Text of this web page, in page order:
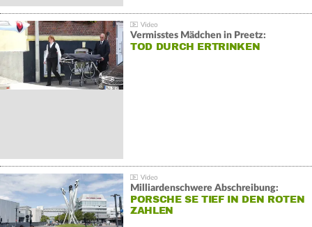
Vermisstes Mädchen in Preetz:
TOD DURCH ERTRINKEN
Milliardenschwere Abschreibung:
PORSCHE SE TIEF IN DEN ROTEN
ZAHLEN